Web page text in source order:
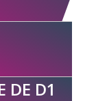
DE D1